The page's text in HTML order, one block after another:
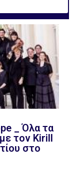
_ Όλα τα
τον Kirill
στο